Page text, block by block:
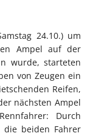
24.10.) um
Ampel auf der
wurde, starteten
von Zeugen ein
Reifen,
nächsten Ampel
Durch
die beiden Fahrer